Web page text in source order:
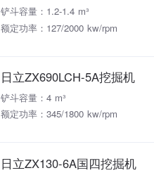
铲斗容量：1.2-1.4 m³
额定功率：127/2000 kw/rpm
日立ZX690LCH-5A挖掘机
铲斗容量：4 m³
额定功率：345/1800 kw/rpm
日立ZX130-6A国四挖掘机